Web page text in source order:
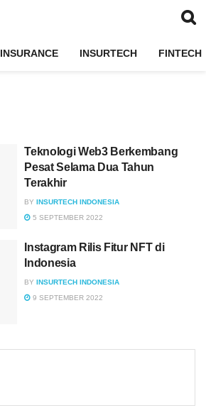
INSURANCE INSURTECH FINTECH
Teknologi Web3 Berkembang
Pesat Selama Dua Tahun
Terakhir
BY INSURTECH INDONESIA
5 SEPTEMBER 2022
Instagram Rilis Fitur NFT di
Indonesia
BY INSURTECH INDONESIA
9 SEPTEMBER 2022